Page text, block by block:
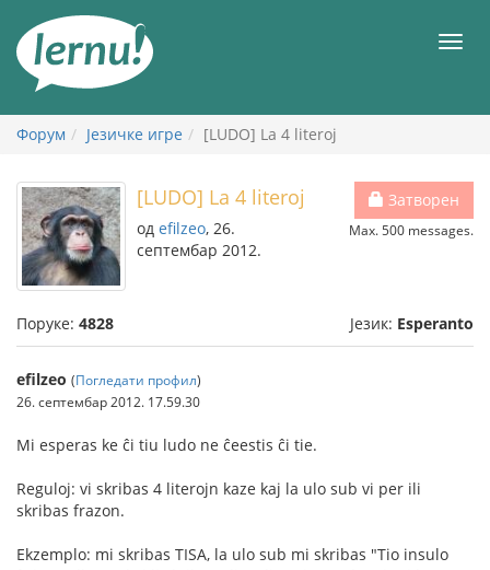
садржају
Форум Језичке игре [LUDO] La 4 literoj
Затворен
Max. 500 messages.
[LUDO] La 4 literoj
од efilzeo, 26.
септембар 2012.
Поруке: 4828 Језик: Esperanto
efilzeo (Погледати профил)
26. септембар 2012. 17.59.30
Mi esperas ke ĉi tiu ludo ne ĉeestis ĉi tie.
Reguloj: vi skribas 4 literojn kaze kaj la ulo sub vi per ili
skribas frazon.
Ekzemplo: mi skribas TISA, la ulo sub mi skribas "Tio insulo